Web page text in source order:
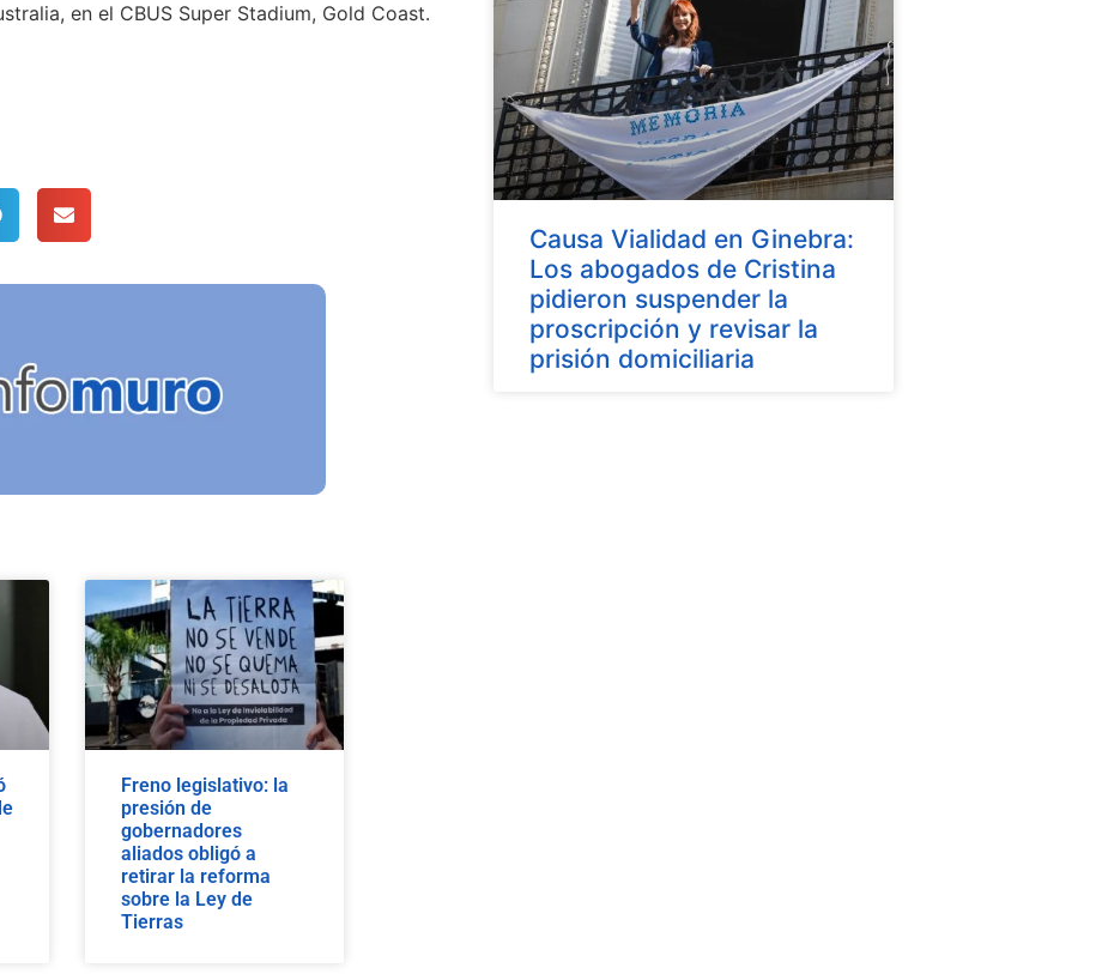
en el CBUS Super Stadium, Gold Coast.
Freno legislativo: la
presión de
gobernadores
aliados obligó a
retirar la reforma
sobre la Ley de
Tierras
Causa Vialidad en Ginebra:
Los abogados de Cristina
pidieron suspender la
proscripción y revisar la
prisión domiciliaria